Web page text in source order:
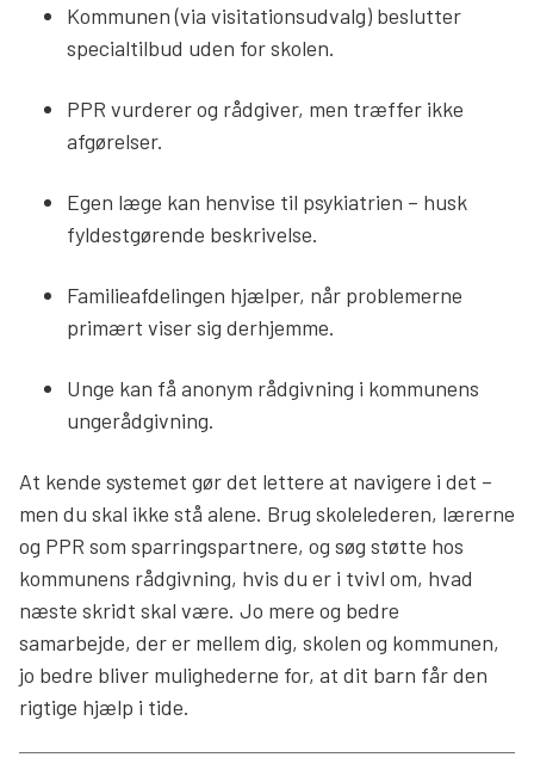
Kommunen (via visitationsudvalg) beslutter
specialtilbud uden for skolen.
PPR vurderer og rådgiver, men træffer ikke
afgørelser.
Egen læge kan henvise til psykiatrien – husk
fyldestgørende beskrivelse.
Familieafdelingen hjælper, når problemerne
primært viser sig derhjemme.
Unge kan få anonym rådgivning i kommunens
ungerådgivning.
At kende systemet gør det lettere at navigere i det –
men du skal ikke stå alene. Brug skolelederen, lærerne
og PPR som sparringspartnere, og søg støtte hos
kommunens rådgivning, hvis du er i tvivl om, hvad
næste skridt skal være. Jo mere og bedre
samarbejde, der er mellem dig, skolen og kommunen,
jo bedre bliver mulighederne for, at dit barn får den
rigtige hjælp i tide.